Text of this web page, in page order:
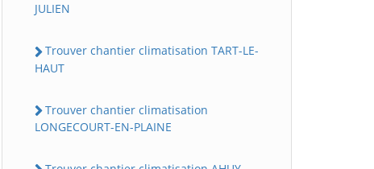
JULIEN
Trouver chantier climatisation TART-LE-
HAUT
Trouver chantier climatisation
LONGECOURT-EN-PLAINE